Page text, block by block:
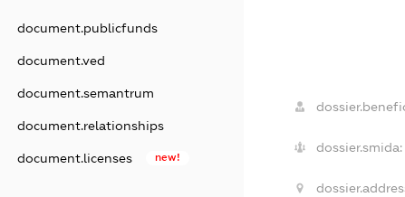
document.publicfunds
document.ved
document.semantrum
document.relationships
document.licenses new!
dossier.smida: